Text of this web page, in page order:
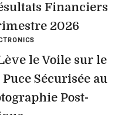
Financiers
2026
le Voile sur le
Sécurisée au
Post-